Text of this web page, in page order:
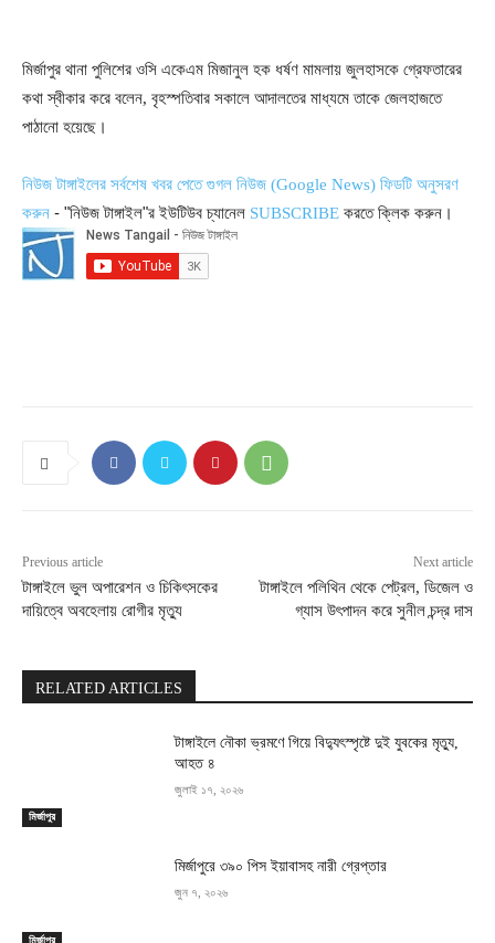
মির্জাপুর থানা পুলিশের ওসি একেএম মিজানুল হক ধর্ষণ মামলায় জুলহাসকে গ্রেফতারের
কথা স্বীকার করে বলেন, বৃহস্পতিবার সকালে আদালতের মাধ্যমে তাকে জেলহাজতে
পাঠানো হয়েছে।
নিউজ টাঙ্গাইলের সর্বশেষ খবর পেতে গুগল নিউজ (Google News) ফিডটি অনুসরণ
করুন - "নিউজ টাঙ্গাইল"র ইউটিউব চ্যানেল SUBSCRIBE করতে ক্লিক করুন।
Previous article
টাঙ্গাইলে ভুল অপারেশন ও চিকিৎসকের
দায়িত্বে অবহেলায় রোগীর মৃত্যু
Next article
টাঙ্গাইলে পলিথিন থেকে পেট্রল, ডিজেল ও
গ্যাস উৎপাদন করে সুনীল চন্দ্র দাস
RELATED ARTICLES
মির্জাপুর
টাঙ্গাইলে নৌকা ভ্রমণে গিয়ে বিদ্যুৎস্পৃষ্টে দুই যুবকের মৃত্যু,
আহত ৪
জুলাই ১৭, ২০২৬
মির্জাপুর
মির্জাপুরে ৩৯০ পিস ইয়াবাসহ নারী গ্রেপ্তার
জুন ৭, ২০২৬